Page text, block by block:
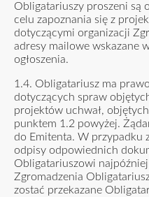
Obligatariuszy proszeni są
celu zapoznania się z
dotyczącymi organizacji
adresy mailowe wskazane
ogłoszenia.
1.4. Obligatariusz ma
dotyczących spraw
projektów uchwał,
punktem 1.2 powyżej.
do Emitenta. W przypadku
odpisy odpowiednich
Obligatariuszowi
Zgromadzenia
zostać przekazane